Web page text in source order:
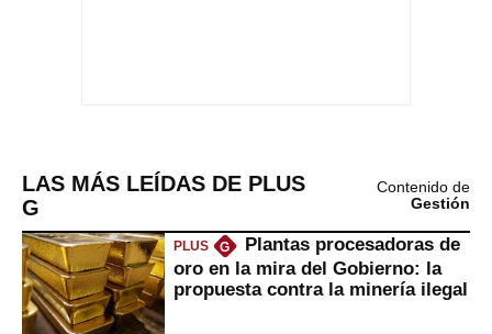
LAS MÁS LEÍDAS DE PLUS
G
Contenido de
Gestión
PLUS G
Plantas procesadoras de
oro en la mira del Gobierno: la
propuesta contra la minería ilegal